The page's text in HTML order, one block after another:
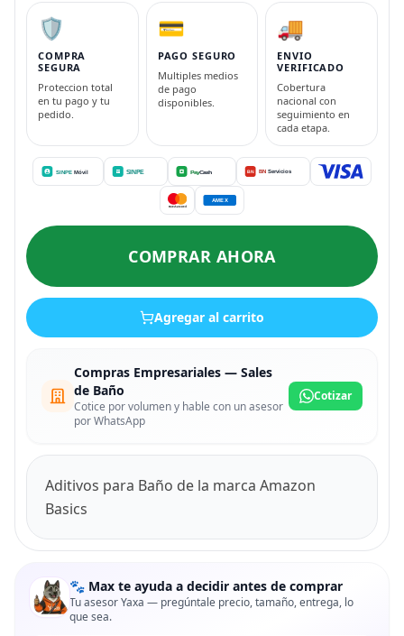
🛡️
COMPRA
SEGURA
Proteccion total
en tu pago y tu
pedido.
💳
PAGO SEGURO
Multiples medios
de pago
disponibles.
🚚
ENVIO
VERIFICADO
Cobertura
nacional con
seguimiento en
cada etapa.
COMPRAR AHORA
Agregar al carrito
Compras Empresariales — Sales
de Baño
Cotice por volumen y hable con un asesor
por WhatsApp
Cotizar
Aditivos para Baño de la marca Amazon
Basics
🐾 Max te ayuda a decidir antes de comprar
Tu asesor Yaxa — pregúntale precio, tamaño, entrega, lo
que sea.